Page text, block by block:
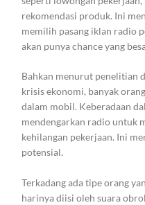
rekomendasi produk. Ini
memilih pasang iklan radio
akan punya chance yang
Bahkan menurut penelitian
krisis ekonomi, banyak
dalam mobil. Keberadaan
mendengarkan radio untuk
kehilangan pekerjaan. Ini
potensial.
Terkadang ada tipe orang
harinya diisi oleh suara